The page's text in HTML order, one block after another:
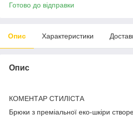
Готово до відправки
Опис Характеристики
Опис
КОМЕНТАР СТИЛІСТА
Брюки з преміальної еко-шкіри